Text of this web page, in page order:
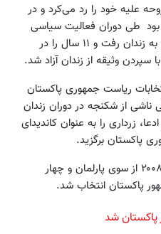
علیه خود را رد می‌کرد و در
بود طی دوران فعالیت سیاسی
خویش، به اتهام فساد مالی و قتل به زندان رفت و ۱۱ سال را در
ریاست جمهوری پاکستان
ناشی از شکنجه در دوران زندان
زرداری را به عنوان کاندیدای
پاکستان برگزید.
زرداری در نهایت در روز ۶ سپتامبر ۲۰۰۸ از سوی پارلمان و چهار
پاکستان انتخاب شد.
شد